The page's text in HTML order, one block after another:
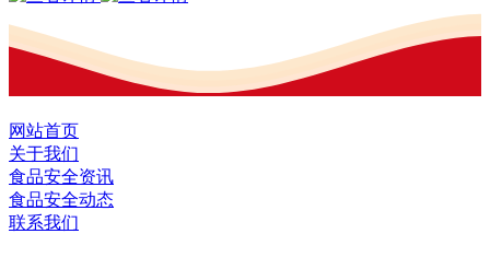
网站首页
关于我们
食品安全资讯
食品安全动态
联系我们